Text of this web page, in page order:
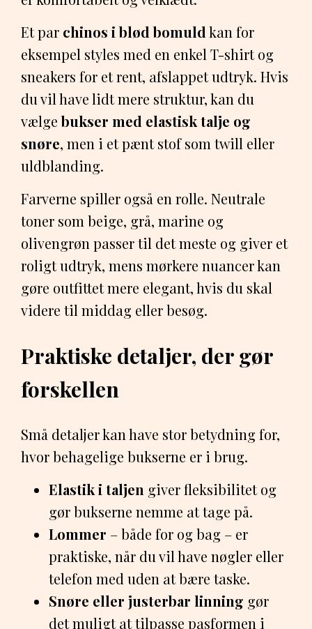
Et par chinos i blød bomuld kan for
eksempel styles med en enkel T-shirt og
sneakers for et rent, afslappet udtryk. Hvis
du vil have lidt mere struktur, kan du
vælgebukser med elastisk talje og
snøre, men i et pænt stof som twill eller
uldblanding.
Farverne spiller også en rolle. Neutrale
toner som beige, grå, marine og
olivengrøn passer til det meste og giver et
roligt udtryk, mens mørkere nuancer kan
gøre outfittet mere elegant, hvis du skal
videre til middag eller besøg.
Praktiske detaljer, der gør
forskellen
Små detaljer kan have stor betydning for,
hvor behagelige bukserne er i brug.
Elastik i taljen giver fleksibilitet og
gør bukserne nemme at tage på.
Lommer – både for og bag – er
praktiske, når du vil have nøgler eller
telefon med uden at bære taske.
Snøre eller justerbar linning gør
det muligt at tilpasse pasformen i